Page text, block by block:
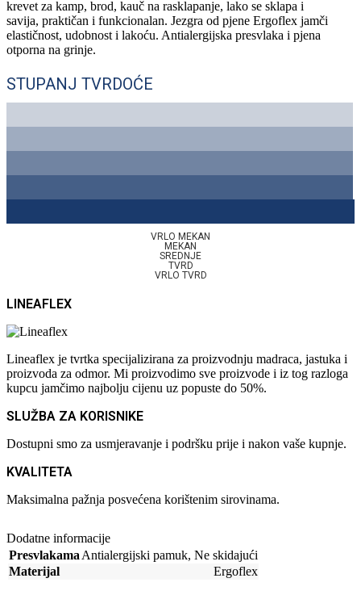
krevet za kamp, brod, kauč na rasklapanje, lako se sklapa i
savija, praktičan i funkcionalan. Jezgra od pjene Ergoflex jamči
elastičnost, udobnost i lakoću. Antialergijska presvlaka i pjena
otporna na grinje.
STUPANJ TVRDOĆE
VRLO MEKAN
MEKAN
SREDNJE
TVRD
VRLO TVRD
LINEAFLEX
Lineaflex je tvrtka specijalizirana za proizvodnju madraca, jastuka i
proizvoda za odmor. Mi proizvodimo sve proizvode i iz tog razloga
kupcu jamčimo najbolju cijenu uz popuste do 50%.
SLUŽBA ZA KORISNIKE
Dostupni smo za usmjeravanje i podršku prije i nakon vaše kupnje.
KVALITETA
Maksimalna pažnja posvećena korištenim sirovinama.
Dodatne informacije
Presvlakama Antialergijski pamuk, Ne skidajući
Materijal
Ergoflex